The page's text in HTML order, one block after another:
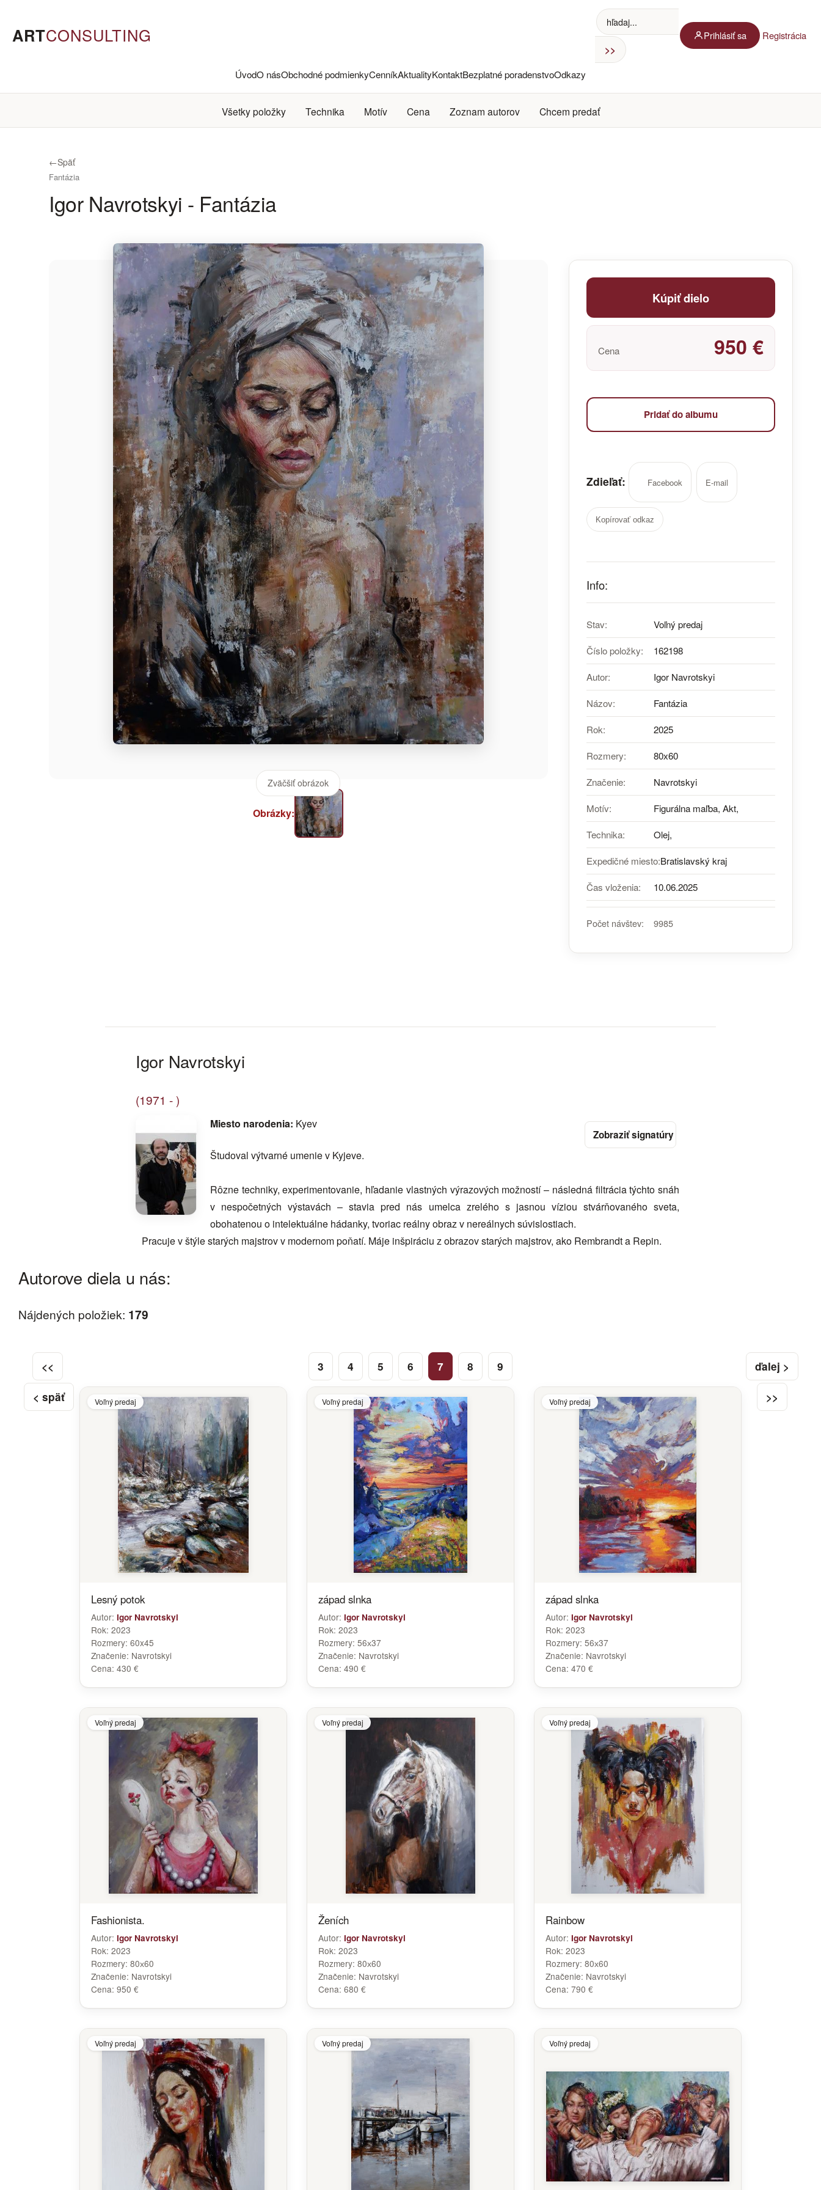
ARTCONSULTING
ÚvodO násObchodné podmienkyCenníkAktualityKontaktBezplatné poradenstvoOdkazy
Prihlásiť sa Registrácia
Všetky položky Technika Motív Cena Zoznam autorov Chcem predať
←Späť
Fantázia
Igor Navrotskyi - Fantázia
Zväčšiť obrázok
Obrázky:
Kúpiť dielo
Cena 950 €
Pridať do albumu
Zdieľať: Facebook E-mail
Kopírovať odkaz
Info:
Stav: Voľný predaj
Číslo položky: 162198
Autor: Igor Navrotskyi
Názov: Fantázia
Rok: 2025
Rozmery: 80х60
Značenie: Navrotskyi
Motív: Figurálna maľba, Akt,
Technika: Olej,
Expedičné miesto:Bratislavský kraj
Čas vloženia: 10.06.2025
Počet návštev: 9985
Igor Navrotskyi
(1971 - )
Miesto narodenia: Kyev
Študoval výtvarné umenie v Kyjeve.
Rôzne techniky, experimentovanie, hľadanie vlastných výrazových možností – následná filtrácia týchto snáh
v nespočetných výstavách – stavia pred nás umelca zrelého s jasnou víziou stvárňovaného sveta,
obohatenou o intelektuálne hádanky, tvoriac reálny obraz v nereálnych súvislostiach.
Pracuje v štýle starých majstrov v modernom poňatí. Máje inšpiráciu z obrazov starých majstrov, ako Rembrandt a Repin.
Autorove diela u nás:
Nájdených položiek: 179
<<
< späť
ďalej >
>>
3 4 5 6 7 8 9
Voľný predaj
Lesný potok
Autor: Igor Navrotskyi
Rok: 2023
Rozmery: 60x45
Značenie: Navrotskyi
Cena: 430 €
Voľný predaj
západ slnka
Autor: Igor Navrotskyi
Rok: 2023
Rozmery: 56х37
Značenie: Navrotskyi
Cena: 490 €
Voľný predaj
západ slnka
Autor: Igor Navrotskyi
Rok: 2023
Rozmery: 56х37
Značenie: Navrotskyi
Cena: 470 €
Voľný predaj
Fashionista.
Autor: Igor Navrotskyi
Rok: 2023
Rozmery: 80х60
Značenie: Navrotskyi
Cena: 950 €
Voľný predaj
Ženích
Autor: Igor Navrotskyi
Rok: 2023
Rozmery: 80х60
Značenie: Navrotskyi
Cena: 680 €
Voľný predaj
Rainbow
Autor: Igor Navrotskyi
Rok: 2023
Rozmery: 80х60
Značenie: Navrotskyi
Cena: 790 €
Voľný predaj Voľný predaj Voľný predaj